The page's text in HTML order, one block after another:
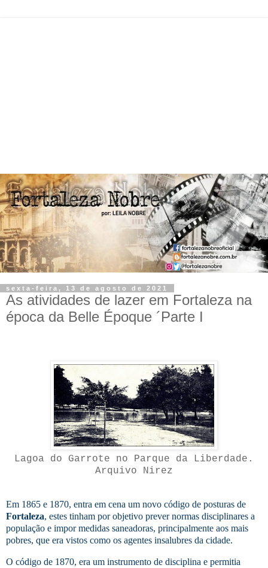
sexta-feira, 13 de agosto de 2021
As atividades de lazer em Fortaleza na
época da Belle Époque ´Parte I
Lagoa do Garrote no Parque da Liberdade.
Arquivo Nirez
Em 1865 e 1870, entra em cena um novo código de posturas de
Fortaleza, estes tinham por objetivo prever normas disciplinares a
população e impor medidas saneadoras, principalmente aos mais
pobres, que era vistos como os agentes insalubres da cidade.
O código de 1870, era um instrumento de disciplina e permitia